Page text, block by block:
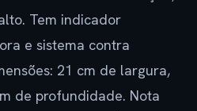
Tem indicador
e sistema contra
21 cm de largura,
de profundidade. Nota